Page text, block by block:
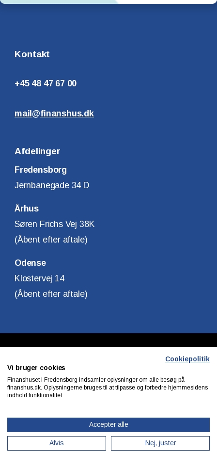
Kontakt
+45 48 47 67 00
mail@finanshus.dk
Afdelinger
Fredensborg
Jernbanegade 34 D
Århus
Søren Frichs Vej 38K
(Åbent efter aftale)
Odense
Klostervej 14
(Åbent efter aftale)
CVR. Nr. 10140315
Cookiepolitik
Vi bruger cookies
Finanshuset i Fredensborg indsamler oplysninger om alle besøg på
finanshus.dk. Oplysningerne bruges til at tilpasse og forbedre hjemmesidens
indhold funktionalitet.
Accepter alle
Afvis Nej, juster